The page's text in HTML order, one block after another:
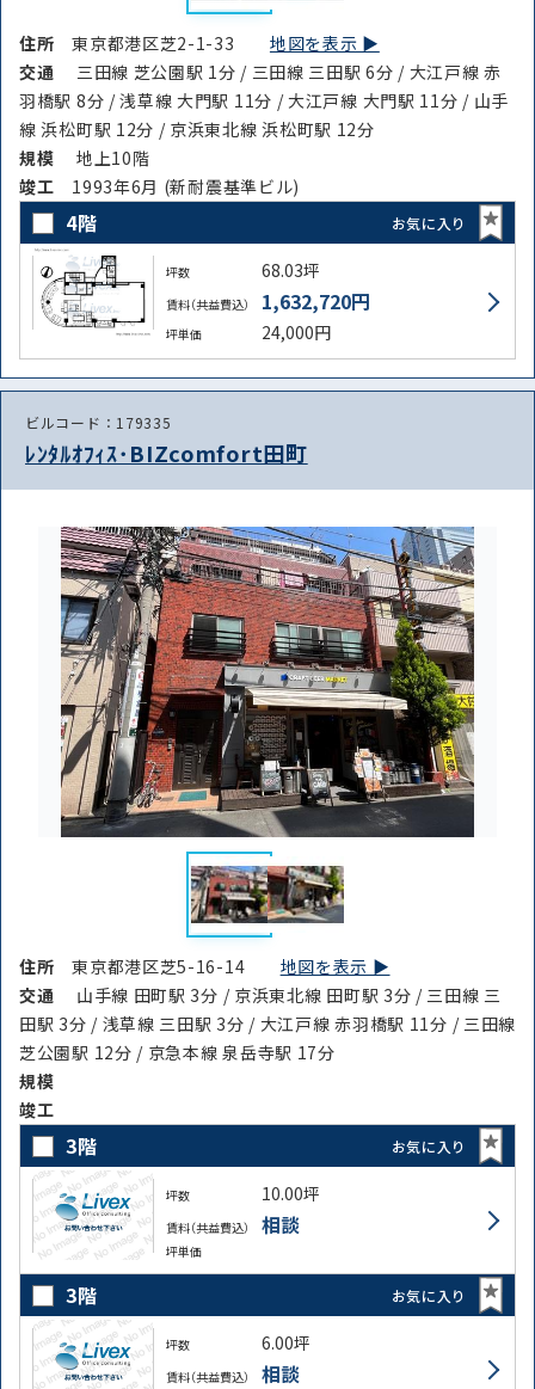
住所 路線・駅
条件を絞り込む
住所東京都港区芝2-1-33 地図を表示 ▶︎
交通
三田線 芝公園駅 1分 / 三田線 三田駅 6分 / 大江戸線 赤
羽橋駅 8分 / 浅草線 大門駅 11分 / 大江戸線 大門駅 11分 / 山手
線 浜松町駅 12分 / 京浜東北線 浜松町駅 12分
規模
地上10階
竣⼯ 1993年6月 (新耐震基準ビル)
4階 お気に入り
坪数 68.03坪
賃料（共益費込） 1,632,720円
坪単価 24,000円
ビルコード：179335
ﾚﾝﾀﾙｵﾌｨｽ･BIZcomfort田町
住所東京都港区芝5-16-14 地図を表示 ▶︎
交通
山手線 田町駅 3分 / 京浜東北線 田町駅 3分 / 三田線 三
田駅 3分 / 浅草線 三田駅 3分 / 大江戸線 赤羽橋駅 11分 / 三田線
芝公園駅 12分 / 京急本線 泉岳寺駅 17分
規模
竣⼯
3階 お気に入り
坪数 10.00坪
賃料（共益費込） 相談
坪単価
3階 お気に入り
坪数 6.00坪
賃料（共益費込） 相談